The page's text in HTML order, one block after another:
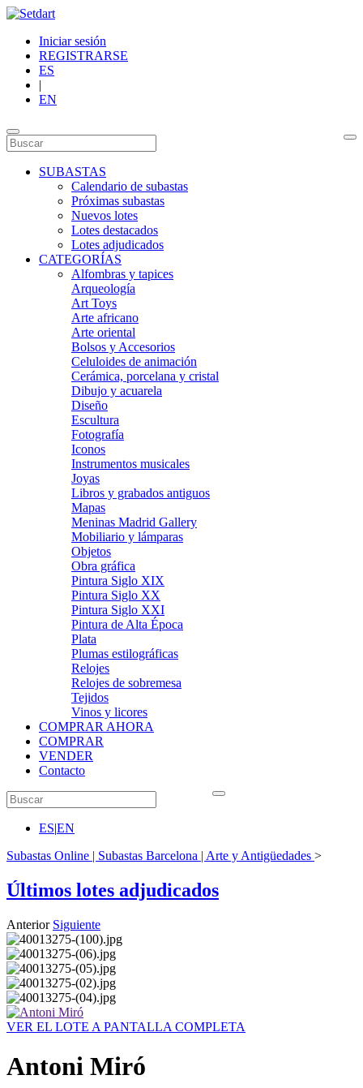
Iniciar sesión
REGISTRARSE
ES
|
EN
SUBASTAS
Calendario de subastas
Próximas subastas
Nuevos lotes
Lotes destacados
Lotes adjudicados
CATEGORÍAS
Alfombras y tapices
Arqueología
Art Toys
Arte africano
Arte oriental
Bolsos y Accesorios
Celuloides de animación
Cerámica, porcelana y cristal
Dibujo y acuarela
Diseño
Escultura
Fotografía
Iconos
Instrumentos musicales
Joyas
Libros y grabados antiguos
Mapas
Meninas Madrid Gallery
Mobiliario y lámparas
Objetos
Obra gráfica
Pintura Siglo XIX
Pintura Siglo XX
Pintura Siglo XXI
Pintura de Alta Época
Plata
Plumas estilográficas
Relojes
Relojes de sobremesa
Tejidos
Vinos y licores
COMPRAR AHORA
COMPRAR
VENDER
Contacto
ES|EN
Subastas Online | Subastas Barcelona | Arte y Antigüedades >
Últimos lotes adjudicados
Anterior Siguiente
VER EL LOTE A PANTALLA COMPLETA
Antoni Miró